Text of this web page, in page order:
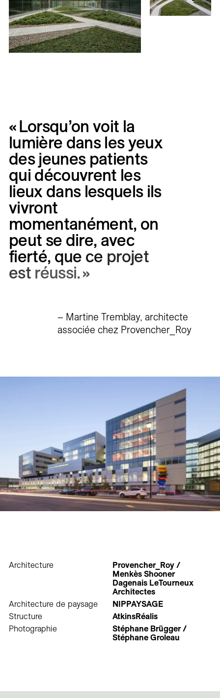
« Lorsqu’on voit la
lumière dans les yeux
des jeunes patients
qui découvrent les
lieux dans lesquels ils
vivront
momentanément, on
peut se dire, avec
fierté, que ce projet
est réussi. »
– Martine Tremblay, architecte
associée chez Provencher_Roy
Architecture
Provencher_Roy /
Menkès Shooner
Dagenais LeTourneux
Architectes
Architecture de paysage
NIPPAYSAGE
Structure
AtkinsRéalis
Photographie
Stéphane Brügger /
Stéphane Groleau